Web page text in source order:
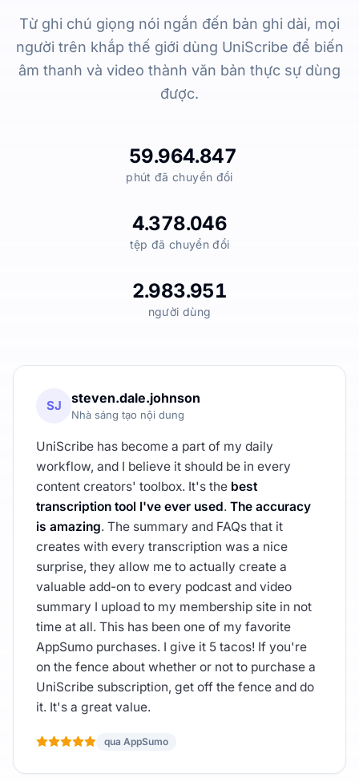
Từ ghi chú giọng nói ngắn đến bản ghi dài, mọi
người trên khắp thế giới dùng UniScribe để biến
âm thanh và video thành văn bản thực sự dùng
được.
59.964.847
phút đã chuyển đổi
4.378.046
tệp đã chuyển đổi
2.983.951
người dùng
SJ steven.dale.johnson
Nhà sáng tạo nội dung
UniScribe has become a part of my daily
workflow, and I believe it should be in every
content creators' toolbox. It's the best
transcription tool I've ever used. The accuracy
is amazing. The summary and FAQs that it
creates with every transcription was a nice
surprise, they allow me to actually create a
valuable add-on to every podcast and video
summary I upload to my membership site in not
time at all. This has been one of my favorite
AppSumo purchases. I give it 5 tacos! If you're
on the fence about whether or not to purchase a
UniScribe subscription, get off the fence and do
it. It's a great value.
qua AppSumo